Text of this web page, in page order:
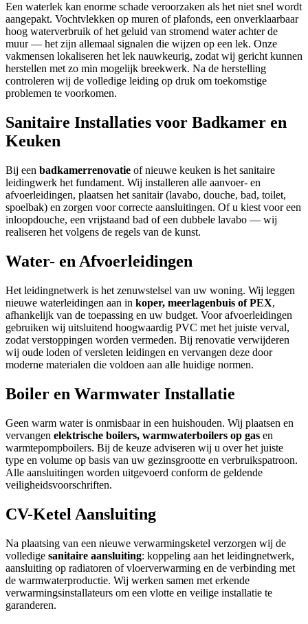
Een waterlek kan enorme schade veroorzaken als het niet snel wordt
aangepakt. Vochtvlekken op muren of plafonds, een onverklaarbaar
hoog waterverbruik of het geluid van stromend water achter de
muur — het zijn allemaal signalen die wijzen op een lek. Onze
vakmensen lokaliseren het lek nauwkeurig, zodat wij gericht kunnen
herstellen met zo min mogelijk breekwerk. Na de herstelling
controleren wij de volledige leiding op druk om toekomstige
problemen te voorkomen.
Sanitaire Installaties voor Badkamer en
Keuken
Bij een badkamerrenovatie of nieuwe keuken is het sanitaire
leidingwerk het fundament. Wij installeren alle aanvoer- en
afvoerleidingen, plaatsen het sanitair (lavabo, douche, bad, toilet,
spoelbak) en zorgen voor correcte aansluitingen. Of u kiest voor een
inloopdouche, een vrijstaand bad of een dubbele lavabo — wij
realiseren het volgens de regels van de kunst.
Water- en Afvoerleidingen
Het leidingnetwerk is het zenuwstelsel van uw woning. Wij leggen
nieuwe waterleidingen aan in koper, meerlagenbuis of PEX,
afhankelijk van de toepassing en uw budget. Voor afvoerleidingen
gebruiken wij uitsluitend hoogwaardig PVC met het juiste verval,
zodat verstoppingen worden vermeden. Bij renovatie verwijderen
wij oude loden of versleten leidingen en vervangen deze door
moderne materialen die voldoen aan alle huidige normen.
Boiler en Warmwater Installatie
Geen warm water is onmisbaar in een huishouden. Wij plaatsen en
vervangen elektrische boilers, warmwaterboilers op gas en
warmtepompboilers. Bij de keuze adviseren wij u over het juiste
type en volume op basis van uw gezinsgrootte en verbruikspatroon.
Alle aansluitingen worden uitgevoerd conform de geldende
veiligheidsvoorschriften.
CV-Ketel Aansluiting
Na plaatsing van een nieuwe verwarmingsketel verzorgen wij de
volledige sanitaire aansluiting: koppeling aan het leidingnetwerk,
aansluiting op radiatoren of vloerverwarming en de verbinding met
de warmwaterproductie. Wij werken samen met erkende
verwarmingsinstallateurs om een vlotte en veilige installatie te
garanderen.